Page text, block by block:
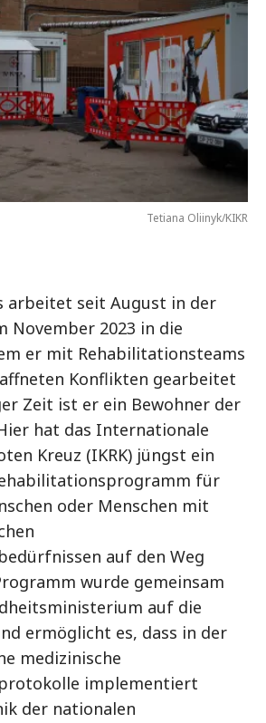
Tetiana Oliinyk/KIKR
arbeitet seit August in der
November 2023 in die
er mit Rehabilitationsteams
Konflikten gearbeitet
Zeit ist er ein Bewohner der
hat das Internationale
Kreuz (IKRK) jüngst ein
für
oder Menschen mit
auf den Weg
wurde gemeinsam
auf die
ermöglicht es, dass in der
medizinische
implementiert
der nationalen